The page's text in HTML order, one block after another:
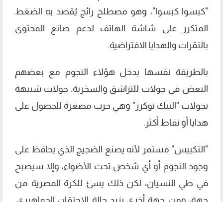
"كبسوا كبسوا"، وهو مصطلح رائج يُقصد به الضغط
المتكرر على شاشة الهاتف لدعم صانع المحتوى
بالنقرات والهدايا الافتراضية.
بالطريقة نفسها يدخل هؤلاء النجوم مع بعضهم
البعض في جولات للتراشق والسخرية. جولات شبيهة
بجولات "التيك توكرز" وهي حرب مصغرة للحصول على
هدايا أو نقاط أكثر.
"التكبيس" مستمر لأنه يصنع الضجيج الذي يحافظ على
وجود النجوم أو أي شخص تحت الأضواء، وإلا سيصبح
في طي النسيان، لكن ذلك يسئ للكرة المصرية من
جهة، ومن جهة أخرى يزيد حالة الاحتقان الجماهيري.